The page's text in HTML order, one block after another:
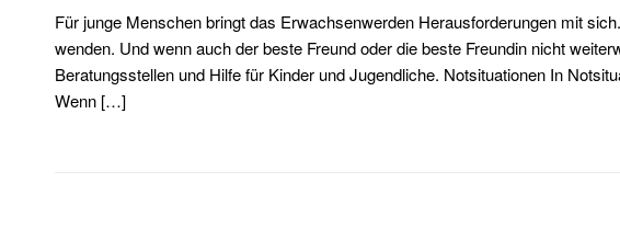
Für junge Menschen bringt das Erwachsenwerden Herausforderungen mit
wenden. Und wenn auch der beste Freund oder die beste Freundin nicht
Beratungsstellen und Hilfe für Kinder und Jugendliche. Notsituationen In
Wenn […]